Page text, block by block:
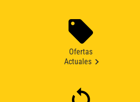
Ofertas
Actuales